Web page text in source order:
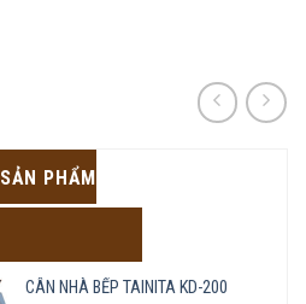
SẢN PHẨM
CÂN NHÀ BẾP TAINITA KD-200